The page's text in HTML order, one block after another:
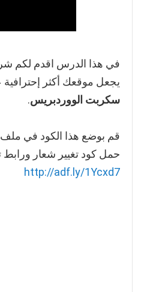
في هذا الدرس اقدم لكم
يجعل موقعك أكثر
سكربت الووردبريس.
قم بوضع هذا الكود في ملف functions.php الخاص بالقالب المفعل حالياً
حمل كود تغيير شعار ورابط
http://adf.ly/1Ycxd7